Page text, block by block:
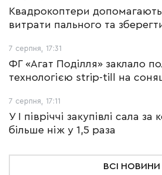
Квадрокоптери
витрати пального та
7 серпня, 17:31
ФГ «Агат Поділля» заклало
технологією strip-till на
7 серпня, 17:11
У І півріччі закупівлі сала
більше ніж у 1,5 раза
ВСІ НОВИНИ